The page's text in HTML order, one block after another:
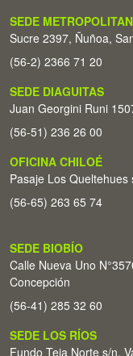
SEDE
Sucre 2397, Ñuñoa,
(56-2) 2366 71 20
SEDE DIAGUITAS
Juan Georgini Runi
(56-51) 236 26 00
OFICINA CHILOÉ
Pasaje Los
(56-65) 263 65 74
SEDE BIOBÍO
Calle Nueva Uno
Concepción
(56-41) 285 32 60
SEDE LOS RÍOS
Fundo Teja Norte s/n.